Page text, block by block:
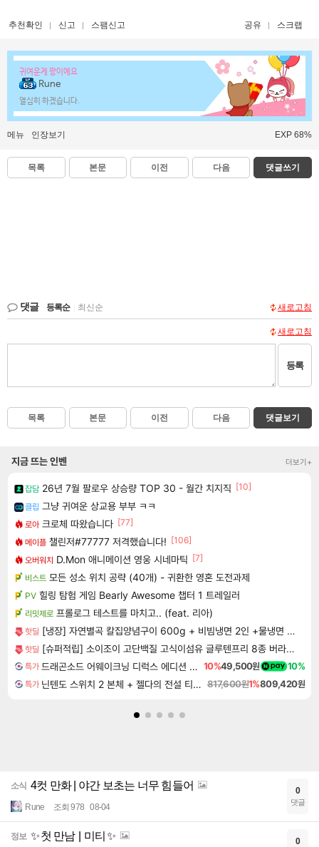
추천확인 신고 스팸신고 공유 스크랩
귀여운게 짱이에요
Rune
열심히 하겠습니다.
메뉴 인장보기 EXP 68%
목록 본문 이전 다음 댓글쓰기
댓글 등록순 최신순 새로고침
새로고침
등록
목록 본문 이전 다음 댓글보기
지금 뜨는 인벤 더보기+
잡담 26년 7월 팔로우 상승량 TOP 30 - 월간 치지직 [10]
클립 그냥 귀여운 상교용 부부 ㅋㅋ
로아 크로체 따왔습니다 [77]
메이플 챌린저#77777 저격했습니다! [106]
오버워치 D.Mon 애니메이션 영웅 시네마틱 [7]
비스트 모든 성소 위치 공략 (40개) - 귀환한 영혼 도전과제
PV 힐링 탐험 게임 Bearly Awesome 챕터 1 트레일러
리밋제로 프롤로그 테스트를 마치고.. (feat. 리아)
핫딜 [냉장] 자연별곡 칼집양념구이 600g + 비빔냉면 2인 +물냉면 2인
핫딜 [슈퍼적립] 소이조이 고단백질 고식이섬유 글루텐프리 8종 버라이어티팩, 16개입, 1개 [원산지:일본]
특가 드래곤소드 어웨이크닝 디럭스 에디션 DragonSword Awakening Deluxe Edition 10%49,500원 10%
특가 닌텐도 스위치 2 본체 + 젤다의 전설 티어스 오브 더 킹덤 닌텐도 스위치 2 에디션 + 젤다의 전설 브레스 오브 더 와일드 닌텐도 스위치 2 에디션 번들 817,600원1%809,420원
소식 4컷 만화 | 야간 보초는 너무 힘들어
Rune 조회 978 08-04
0
댓글
정보 ✨ 첫 만남 | 미티 ✨ 0